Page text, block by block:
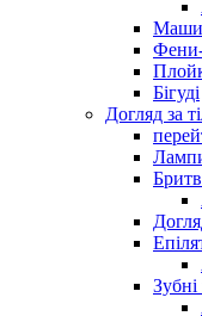
Бігуді
Догляд за